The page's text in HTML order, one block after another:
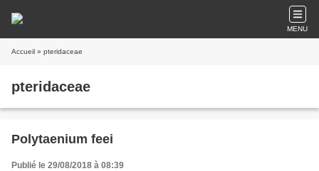
MENU
Accueil » pteridaceae
pteridaceae
Polytaenium feei
Publié le 29/08/2018 à 08:39